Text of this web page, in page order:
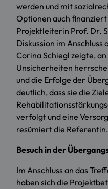
werden und mit
Optionen auch finanziert
Projektleiterin Prof. Dr.
Diskussion im
Corina Schiegl zeigte,
Unsicherheiten
und die Erfolge der
deutlich, dass sie die
verfolgt und eine
resümiert die Referentin.
Besuch in der
Im Anschluss an das
haben sich die